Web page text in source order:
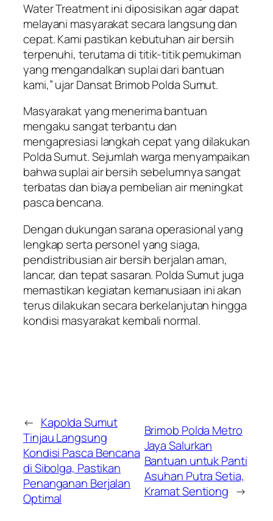
Water Treatment ini diposisikan agar dapat
melayani masyarakat secara langsung dan
cepat. Kami pastikan kebutuhan air bersih
terpenuhi, terutama di titik-titik pemukiman
yang mengandalkan suplai dari bantuan
kami,” ujar Dansat Brimob Polda Sumut.
Masyarakat yang menerima bantuan
mengaku sangat terbantu dan
mengapresiasi langkah cepat yang dilakukan
Polda Sumut. Sejumlah warga menyampaikan
bahwa suplai air bersih sebelumnya sangat
terbatas dan biaya pembelian air meningkat
pasca bencana.
Dengan dukungan sarana operasional yang
lengkap serta personel yang siaga,
pendistribusian air bersih berjalan aman,
lancar, dan tepat sasaran. Polda Sumut juga
memastikan kegiatan kemanusiaan ini akan
terus dilakukan secara berkelanjutan hingga
kondisi masyarakat kembali normal.
← Kapolda Sumut
Tinjau Langsung
Kondisi Pasca Bencana
di Sibolga, Pastikan
Penanganan Berjalan
Optimal
Brimob Polda Metro
Jaya Salurkan
Bantuan untuk Panti
Asuhan Putra Setia,
Kramat Sentiong →